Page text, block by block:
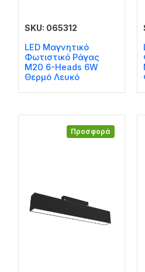
SKU: 065312
LED Μαγνητικό
Φωτιστικό Ράγας
M20 6-Heads 6W
Θερμό Λευκό
Προσφορά